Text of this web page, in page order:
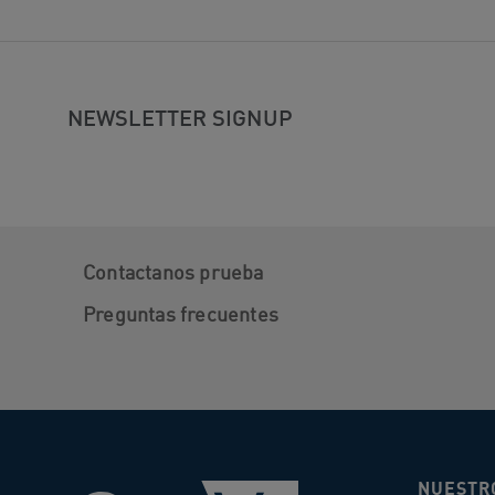
NEWSLETTER SIGNUP
Contactanos prueba
Preguntas frecuentes